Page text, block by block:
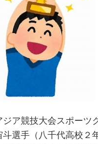
ア競技大会スポーツ
選手（八千代高校２